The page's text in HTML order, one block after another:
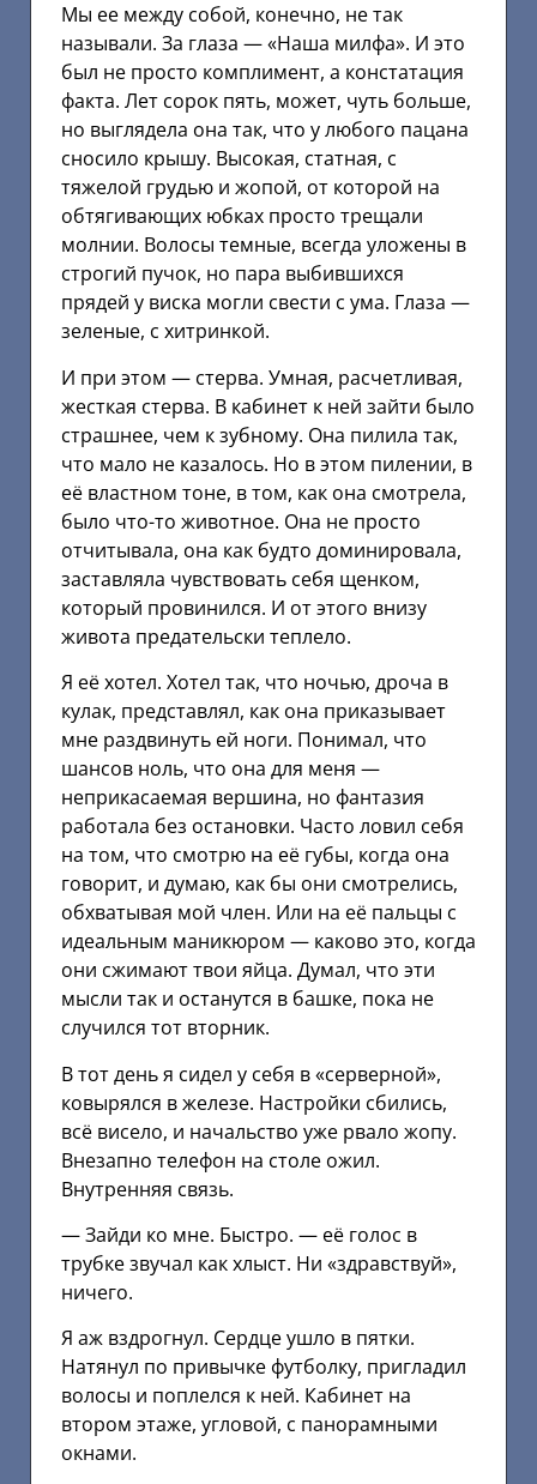
Мы ее между собой, конечно, не так
называли. За глаза — «Наша милфа». И это
был не просто комплимент, а констатация
факта. Лет сорок пять, может, чуть больше,
но выглядела она так, что у любого пацана
сносило крышу. Высокая, статная, с
тяжелой грудью и жопой, от которой на
обтягивающих юбках просто трещали
молнии. Волосы темные, всегда уложены в
строгий пучок, но пара выбившихся
прядей у виска могли свести с ума. Глаза —
зеленые, с хитринкой.
И при этом — стерва. Умная, расчетливая,
жесткая стерва. В кабинет к ней зайти было
страшнее, чем к зубному. Она пилила так,
что мало не казалось. Но в этом пилении, в
её властном тоне, в том, как она смотрела,
было что-то животное. Она не просто
отчитывала, она как будто доминировала,
заставляла чувствовать себя щенком,
который провинился. И от этого внизу
живота предательски теплело.
Я её хотел. Хотел так, что ночью, дроча в
кулак, представлял, как она приказывает
мне раздвинуть ей ноги. Понимал, что
шансов ноль, что она для меня —
неприкасаемая вершина, но фантазия
работала без остановки. Часто ловил себя
на том, что смотрю на её губы, когда она
говорит, и думаю, как бы они смотрелись,
обхватывая мой член. Или на её пальцы с
идеальным маникюром — каково это, когда
они сжимают твои яйца. Думал, что эти
мысли так и останутся в башке, пока не
случился тот вторник.
В тот день я сидел у себя в «серверной»,
ковырялся в железе. Настройки сбились,
всё висело, и начальство уже рвало жопу.
Внезапно телефон на столе ожил.
Внутренняя связь.
— Зайди ко мне. Быстро. — её голос в
трубке звучал как хлыст. Ни «здравствуй»,
ничего.
Я аж вздрогнул. Сердце ушло в пятки.
Натянул по привычке футболку, пригладил
волосы и поплелся к ней. Кабинет на
втором этаже, угловой, с панорамными
окнами.